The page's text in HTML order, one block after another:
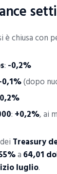
è chiusa con
: -0,2%
(dopo
: +0,2%, ai
Treasury
a64,01
luglio.